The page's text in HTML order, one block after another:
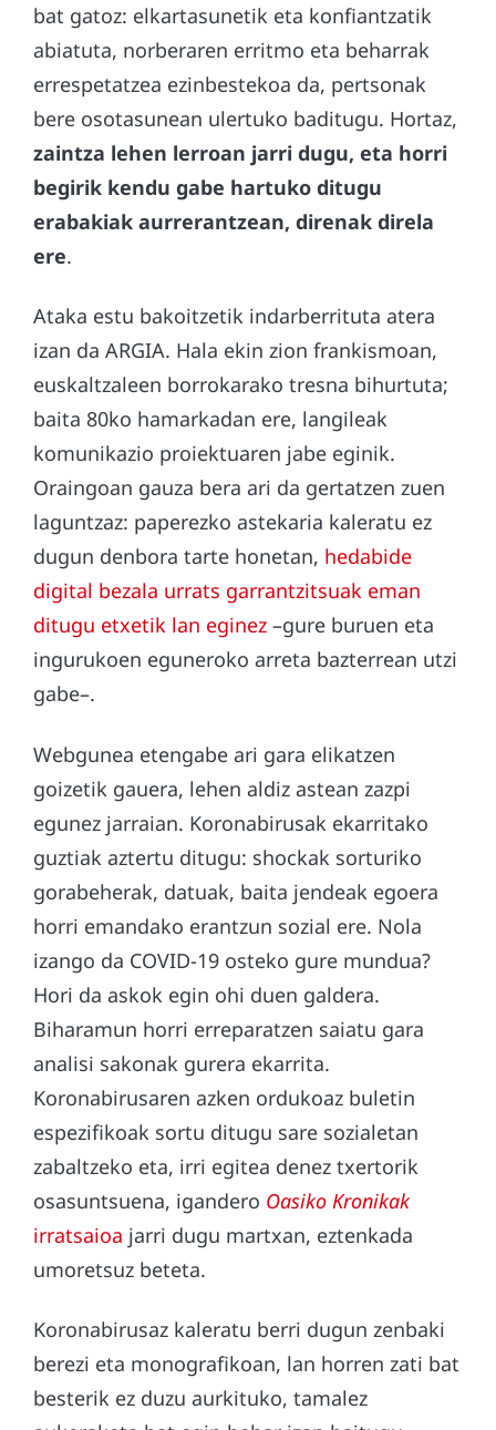
bat gatoz: elkartasunetik eta konfiantzatik
abiatuta, norberaren erritmo eta beharrak
errespetatzea ezinbestekoa da, pertsonak
bere osotasunean ulertuko baditugu. Hortaz,
zaintza lehen lerroan jarri dugu, eta horri
begirik kendu gabe hartuko ditugu
erabakiak aurrerantzean, direnak direla
ere.
Ataka estu bakoitzetik indarberrituta atera
izan da ARGIA. Hala ekin zion frankismoan,
euskaltzaleen borrokarako tresna bihurtuta;
baita 80ko hamarkadan ere, langileak
komunikazio proiektuaren jabe eginik.
Oraingoan gauza bera ari da gertatzen zuen
laguntzaz: paperezko astekaria kaleratu ez
dugun denbora tarte honetan, hedabide
digital bezala urrats garrantzitsuak eman
ditugu etxetik lan eginez –gure buruen eta
ingurukoen eguneroko arreta bazterrean utzi
gabe–.
Webgunea etengabe ari gara elikatzen
goizetik gauera, lehen aldiz astean zazpi
egunez jarraian. Koronabirusak ekarritako
guztiak aztertu ditugu: shockak sorturiko
gorabeherak, datuak, baita jendeak egoera
horri emandako erantzun sozial ere. Nola
izango da COVID-19 osteko gure mundua?
Hori da askok egin ohi duen galdera.
Biharamun horri erreparatzen saiatu gara
analisi sakonak gurera ekarrita.
Koronabirusaren azken ordukoaz buletin
espezifikoak sortu ditugu sare sozialetan
zabaltzeko eta, irri egitea denez txertorik
osasuntsuena, igandero Oasiko Kronikak
irratsaioa jarri dugu martxan, eztenkada
umoretsuz beteta.
Koronabirusaz kaleratu berri dugun zenbaki
berezi eta monografikoan, lan horren zati bat
besterik ez duzu aurkituko, tamalez